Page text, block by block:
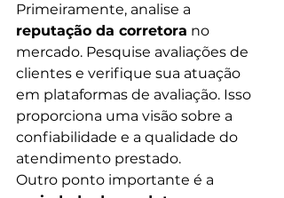
Primeiramente, analise a
reputação da corretora no
mercado. Pesquise avaliações de
clientes e verifique sua atuação
em plataformas de avaliação. Isso
proporciona uma visão sobre a
confiabilidade e a qualidade do
atendimento prestado.
Outro ponto importante é a